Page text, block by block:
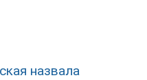
назвала